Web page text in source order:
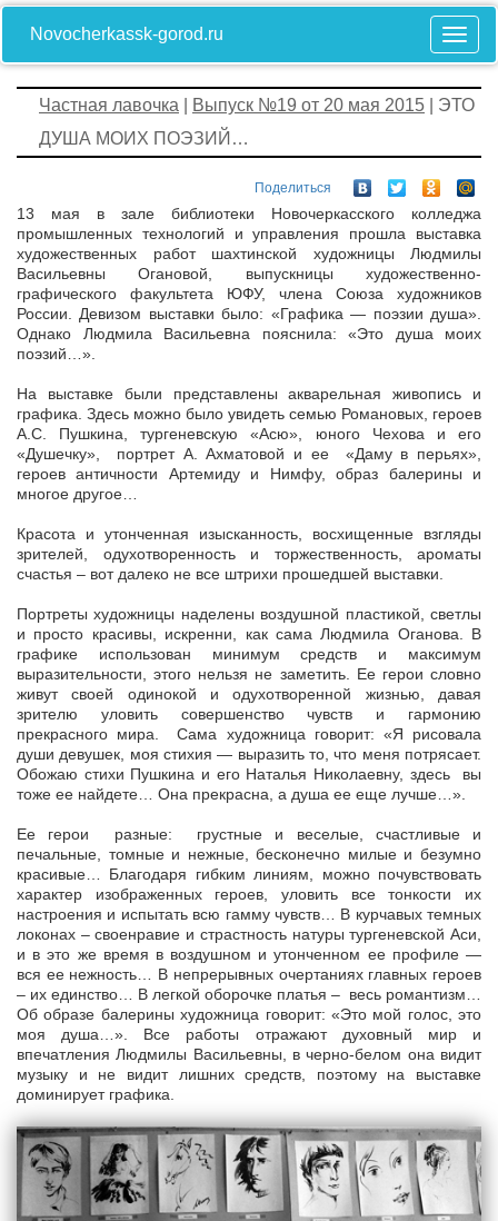
Novocherkassk-gorod.ru
Частная лавочка Выпуск №19 от 20 мая 2015 | ЭТО
ДУША МОИХ ПОЭЗИЙ…
Поделиться
13 мая в зале библиотеки Новочеркасского колледжа
промышленных технологий и управления прошла выставка
художественных работ шахтинской художницы Людмилы
Васильевны Огановой, выпускницы художественно-
графического факультета ЮФУ, члена Союза художников
России. Девизом выставки было: «Графика — поэзии душа».
Однако Людмила Васильевна пояснила: «Это душа моих
поэзий…».
На выставке были представлены акварельная живопись и
графика. Здесь можно было увидеть семью Романовых, героев
А.С. Пушкина, тургеневскую «Асю», юного Чехова и его
«Душечку», портрет А. Ахматовой и ее «Даму в перьях»,
героев античности Артемиду и Нимфу, образ балерины и
многое другое…
Красота и утонченная изысканность, восхищенные взгляды
зрителей, одухотворенность и торжественность, ароматы
счастья – вот далеко не все штрихи прошедшей выставки.
Портреты художницы наделены воздушной пластикой, светлы
и просто красивы, искренни, как сама Людмила Оганова. В
графике использован минимум средств и максимум
выразительности, этого нельзя не заметить. Ее герои словно
живут своей одинокой и одухотворенной жизнью, давая
зрителю уловить совершенство чувств и гармонию
прекрасного мира. Сама художница говорит: «Я рисовала
души девушек, моя стихия — выразить то, что меня потрясает.
Обожаю стихи Пушкина и его Наталья Николаевну, здесь вы
тоже ее найдете… Она прекрасна, а душа ее еще лучше…».
Ее герои разные: грустные и веселые, счастливые и
печальные, томные и нежные, бесконечно милые и безумно
красивые… Благодаря гибким линиям, можно почувствовать
характер изображенных героев, уловить все тонкости их
настроения и испытать всю гамму чувств… В курчавых темных
локонах – своенравие и страстность натуры тургеневской Аси,
и в это же время в воздушном и утонченном ее профиле —
вся ее нежность… В непрерывных очертаниях главных героев
– их единство… В легкой оборочке платья – весь романтизм…
Об образе балерины художница говорит: «Это мой голос, это
моя душа…». Все работы отражают духовный мир и
впечатления Людмилы Васильевны, в черно-белом она видит
музыку и не видит лишних средств, поэтому на выставке
доминирует графика.